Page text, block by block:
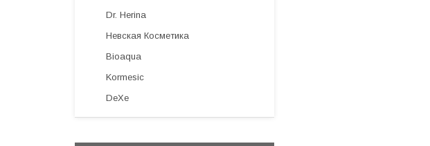
Dr. Herina
Невская Косметика
Bioaqua
Kormesic
DeXe